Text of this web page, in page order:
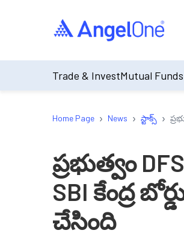
Trade & InvestMutual
Home Page › News › స్టాక్స్ ›
ప్రభుత్వం
SBI కేంద్ర
చేసింది